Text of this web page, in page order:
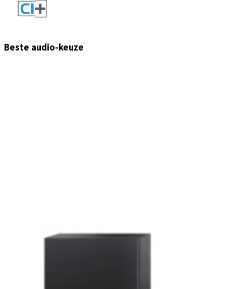
Beste audio-keuze